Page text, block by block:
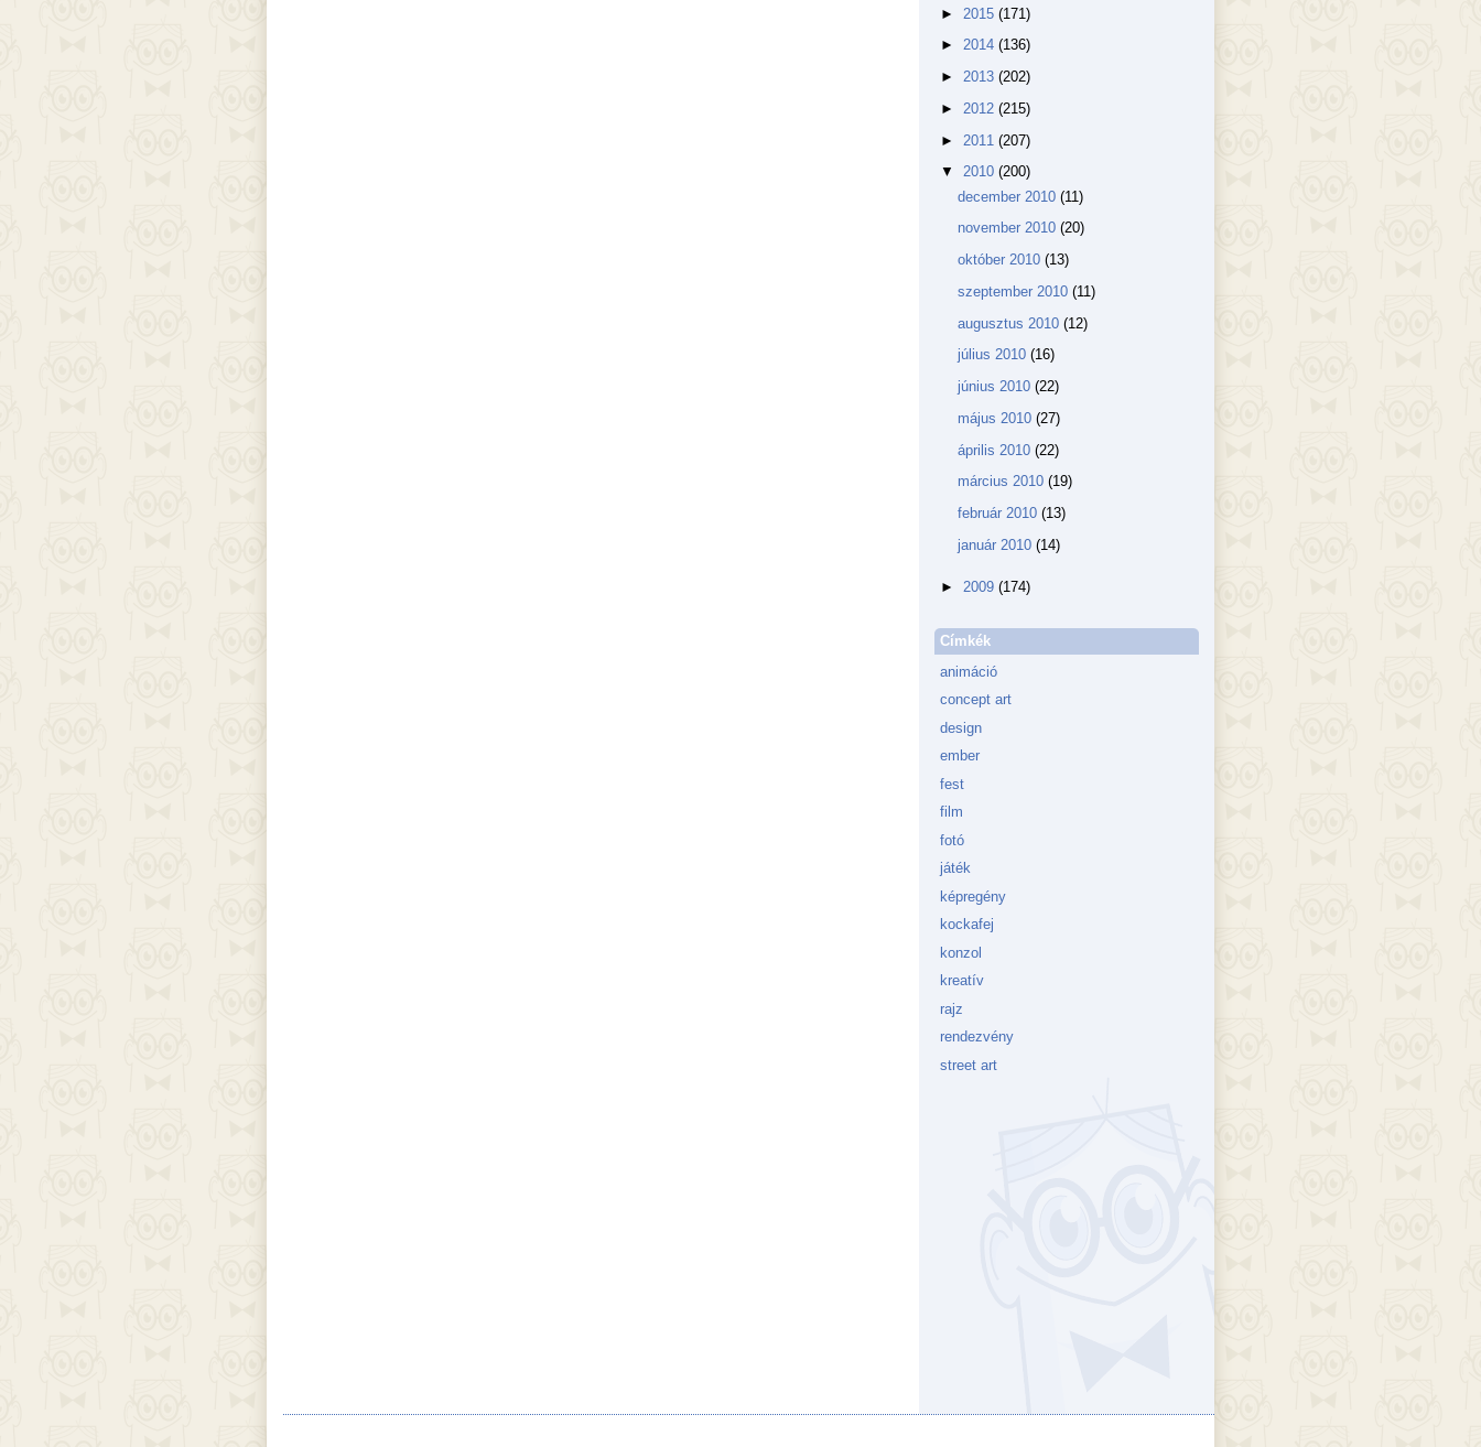
► 2015 (171)
► 2014 (136)
► 2013 (202)
► 2012 (215)
► 2011 (207)
▼ 2010 (200)
december 2010 (11)
november 2010 (20)
október 2010 (13)
szeptember 2010 (11)
augusztus 2010 (12)
július 2010 (16)
június 2010 (22)
május 2010 (27)
április 2010 (22)
március 2010 (19)
február 2010 (13)
január 2010 (14)
► 2009 (174)
Címkék
animáció
concept art
design
ember
fest
film
fotó
játék
képregény
kockafej
konzol
kreatív
rajz
rendezvény
street art